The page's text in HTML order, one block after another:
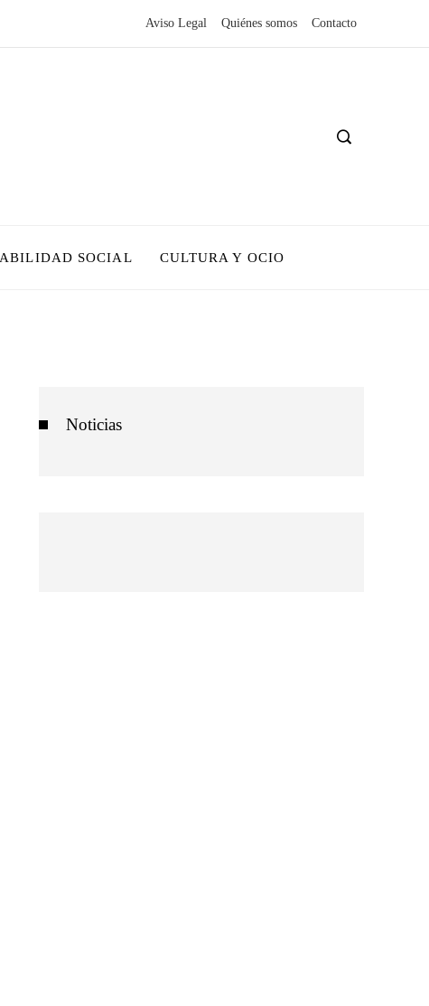
Aviso Legal Quiénes somos Contacto
SOCIAL CULTURA Y OCIO
Noticias